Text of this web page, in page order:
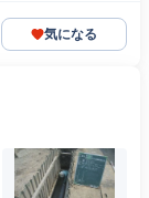
気になる